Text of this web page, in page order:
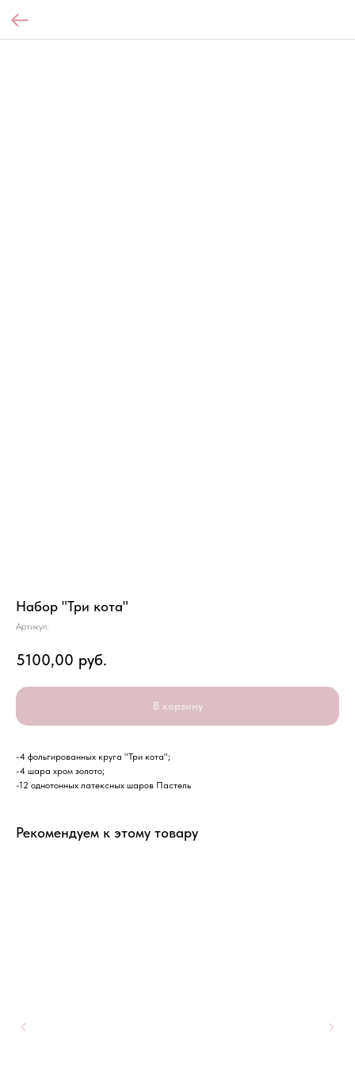
Набор "Три кота"
Артикул:
5100,00 руб.
В корзину
-4 фольгированных круга "Три кота";
-4 шара хром золото;
-12 однотонных латексных шаров Пастель
Рекомендуем к этому товару